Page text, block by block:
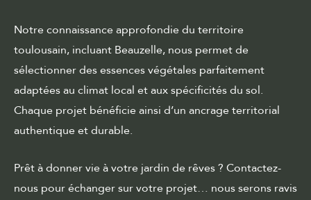
Notre connaissance approfondie du territoire
toulousain, incluant Beauzelle, nous permet de
sélectionner des essences végétales parfaitement
adaptées au climat local et aux spécificités du sol.
Chaque projet bénéficie ainsi d’un ancrage territorial
authentique et durable.
Prêt à donner vie à votre jardin de rêves ? Contactez-
nous pour échanger sur votre projet… nous serons ravis